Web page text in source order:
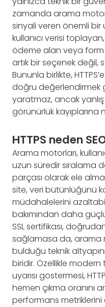
zamanda arama
sinyali veren önemli bir
kullanıcı verisi
ödeme alan veya form
artık bir seçenek değil,
Bununla birlikte,
doğru değerlendirmek
yaratmaz, ancak yanlış
görünürlük kayıplarına
HTTPS neden
Arama motorları,
uzun süredir sıralama
parçası olarak ele
site, veri bütünlüğünü
müdahalelerini
bakımından daha
SSL sertifikası,
sağlamasa da, arama
bulduğu teknik
biridir. Özellikle modern
uyarısı göstermesi,
hemen çıkma oranını
performans metriklerini